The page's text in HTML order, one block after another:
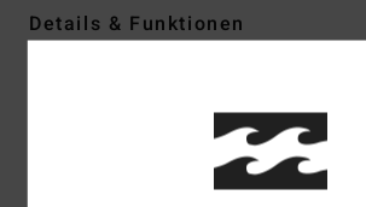
Details & Funktionen
Farbcodesun